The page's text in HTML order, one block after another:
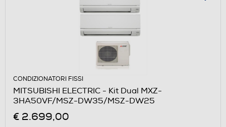
CONDIZIONATORI FISSI
MITSUBISHI ELECTRIC - Kit Dual MXZ-
3HA50VF/MSZ-DW35/MSZ-DW25
€ 2.699,00